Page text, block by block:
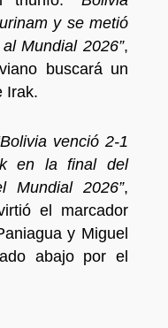
y se metió
Mundial 2026”,
buscará un
Irak.
venció 2-1
en la final del
Mundial 2026”,
el marcador
y Miguel
abajo por el